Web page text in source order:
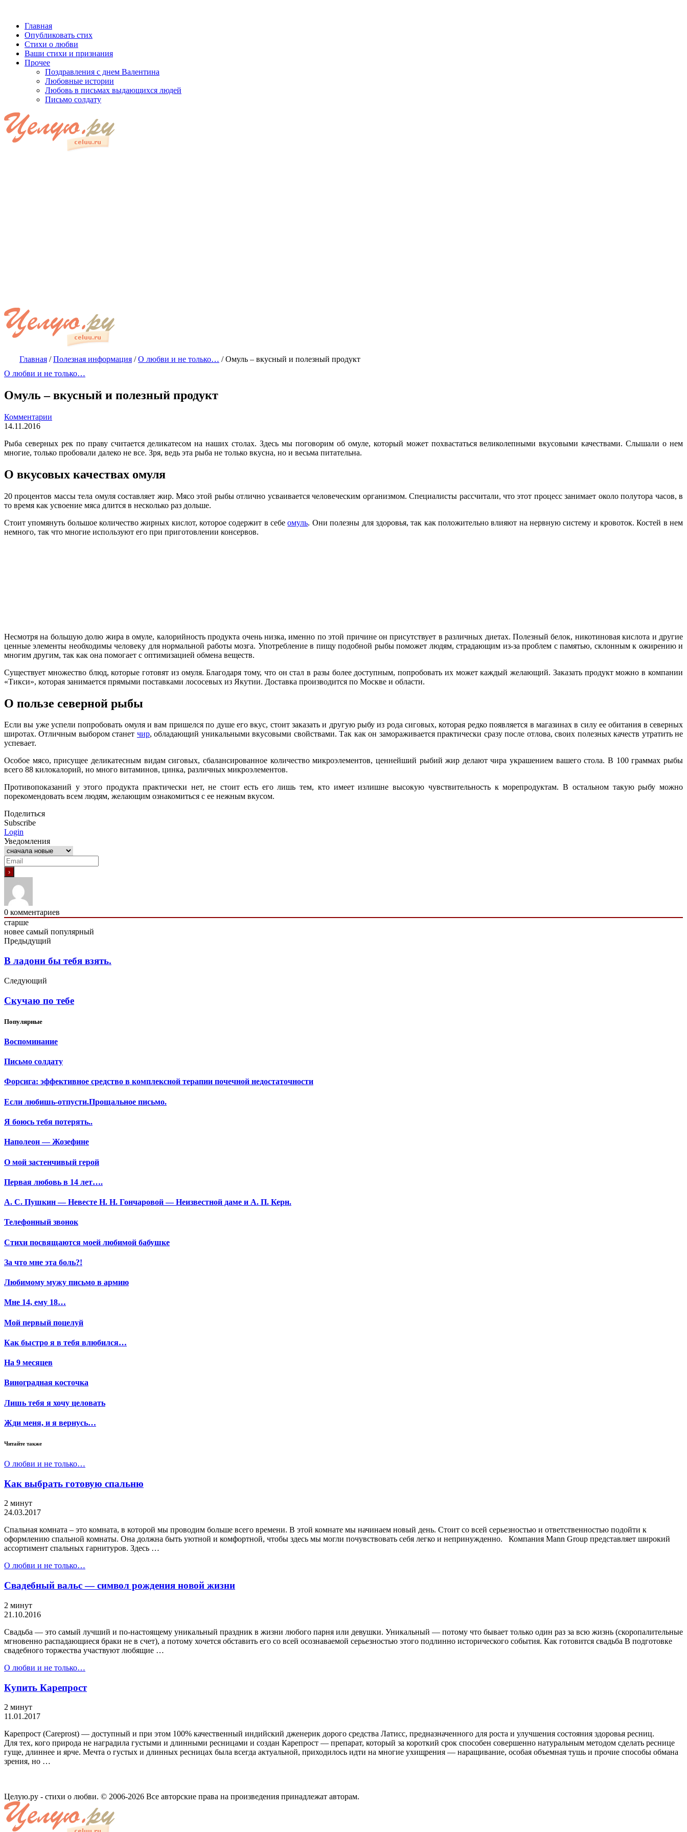
Главная
Опубликовать стих
Стихи о любви
Ваши стихи и признания
Прочее
Поздравления с днем Валентина
Любовные истории
Любовь в письмах выдающихся людей
Письмо солдату
Главная /Полезная информация /О любви и не только… /Омуль – вкусный и полезный продукт
О любви и не только…
Омуль – вкусный и полезный продукт
Комментарии
14.11.2016
Рыба северных рек по праву считается деликатесом на наших столах. Здесь мы поговорим об омуле, который может похвастаться великолепными вкусовыми качествами. Слышали о нем
многие, только пробовали далеко не все. Зря, ведь эта рыба не только вкусна, но и весьма питательна.
О вкусовых качествах омуля
20 процентов массы тела омуля составляет жир. Мясо этой рыбы отлично усваивается человеческим организмом. Специалисты рассчитали, что этот процесс занимает около полутора часов, в
то время как усвоение мяса длится в несколько раз дольше.
Стоит упомянуть большое количество жирных кислот, которое содержит в себеомуль. Они полезны для здоровья, так как положительно влияют на нервную систему и кровоток. Костей в нем
немного, так что многие используют его при приготовлении консервов.
Несмотря на большую долю жира в омуле, калорийность продукта очень низка, именно по этой причине он присутствует в различных диетах. Полезный белок, никотиновая кислота и другие
ценные элементы необходимы человеку для нормальной работы мозга. Употребление в пищу подобной рыбы поможет людям, страдающим из-за проблем с памятью, склонным к ожирению и
многим другим, так как она помогает с оптимизацией обмена веществ.
Существует множество блюд, которые готовят из омуля. Благодаря тому, что он стал в разы более доступным, попробовать их может каждый желающий. Заказать продукт можно в компании
«Тикси», которая занимается прямыми поставками лососевых из Якутии. Доставка производится по Москве и области.
О пользе северной рыбы
Если вы уже успели попробовать омуля и вам пришелся по душе его вкус, стоит заказать и другую рыбу из рода сиговых, которая редко появляется в магазинах в силу ее обитания в северных
широтах. Отличным выбором станет чир, обладающий уникальными вкусовыми свойствами. Так как он замораживается практически сразу после отлова, своих полезных качеств утратить не
успевает.
Особое мясо, присущее деликатесным видам сиговых, сбалансированное количество микроэлементов, ценнейший рыбий жир делают чира украшением вашего стола. В 100 граммах рыбы
всего 88 килокалорий, но много витаминов, цинка, различных микроэлементов.
Противопоказаний у этого продукта практически нет, не стоит есть его лишь тем, кто имеет излишне высокую чувствительность к морепродуктам. В остальном такую рыбу можно
порекомендовать всем людям, желающим ознакомиться с ее нежным вкусом.
Поделиться
Subscribe
Login
Уведомления
0 комментариев
старше
новее самый популярный
Предыдущий
В ладони бы тебя взять.
Следующий
Скучаю по тебе
Популярные
Воспоминание
Письмо солдату
Форсига: эффективное средство в комплексной терапии почечной недостаточности
Если любишь-отпусти.Прощальное письмо.
Я боюсь тебя потерять..
Наполеон — Жозефине
О мой застенчивый герой
Первая любовь в 14 лет….
А. С. Пушкин — Невесте Н. Н. Гончаровой — Неизвестной даме и А. П. Керн.
Телефонный звонок
Стихи посвящаются моей любимой бабушке
За что мне эта боль?!
Любимому мужу письмо в армию
Мне 14, ему 18…
Мой первый поцелуй
Как быстро я в тебя влюбился…
На 9 месяцев
Виноградная косточка
Лишь тебя я хочу целовать
Жди меня, и я вернусь…
Читайте также
О любви и не только…
Как выбрать готовую спальню
2 минут
24.03.2017
Спальная комната – это комната, в которой мы проводим больше всего времени. В этой комнате мы начинаем новый день. Стоит со всей серьезностью и ответственностью подойти к
оформлению спальной комнаты. Она должна быть уютной и комфортной, чтобы здесь мы могли почувствовать себя легко и непринужденно. Компания Mann Group представляет широкий
ассортимент спальных гарнитуров. Здесь …
О любви и не только…
Свадебный вальс — символ рождения новой жизни
2 минут
21.10.2016
Свадьба — это самый лучший и по-настоящему уникальный праздник в жизни любого парня или девушки. Уникальный — потому что бывает только один раз за всю жизнь (скоропалительные
мгновенно распадающиеся браки не в счет), а потому хочется обставить его со всей осознаваемой серьезностью этого подлинно исторического события. Как готовится свадьба В подготовке
свадебного торжества участвуют любящие …
О любви и не только…
Купить Карепрост
2 минут
11.01.2017
Карепрост (Careprost) — доступный и при этом 100% качественный индийский дженерик дорого средства Латисс, предназначенного для роста и улучшения состояния здоровья ресниц.
Для тех, кого природа не наградила густыми и длинными ресницами и создан Карепрост — препарат, который за короткий срок способен совершенно натуральным методом сделать реснице
гуще, длиннее и ярче. Мечта о густых и длинных ресницах была всегда актуальной, приходилось идти на многие ухищрения — наращивание, особая объемная тушь и прочие способы обмана
зрения, но …
Целую.ру - стихи о любви. © 2006-2026 Все авторские права на произведения принадлежат авторам.